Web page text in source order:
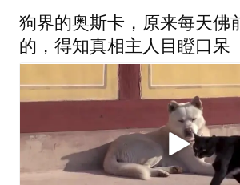
狗界的奥斯卡，原来每天佛
的，得知真相主人目瞪口呆